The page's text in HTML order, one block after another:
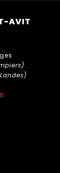
AVIT